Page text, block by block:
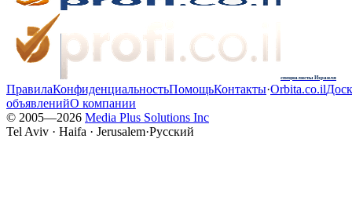
специалисты Израиля
ПравилаКонфиденциальностьПомощьКонтакты·Orbita.co.il
объявленийО компании
© 2005—2026 Media Plus Solutions Inc
Tel Aviv · Haifa · Jerusalem·Русский